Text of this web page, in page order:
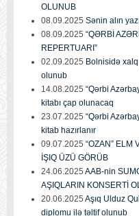
OLUNUB
08.09.2025 Sənin alın
08.09.2025 “QƏRBİ
REPERTUARI”
02.09.2025 Bolnisidə
olunub
14.08.2025 “Qərbi
kitabı çap olunacaq
23.07.2025 “Qərbi
kitab hazırlanır
09.07.2025 “OZAN”
İŞIQ ÜZÜ GÖRÜB
24.06.2025 AAB-nin
AŞIQLARIN KONSERTİ
20.06.2025 Aşıq Ulduz
diplomu ilə təltif olunub